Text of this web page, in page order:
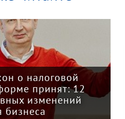
о налоговой
принят: 12
изменений
бизнеса